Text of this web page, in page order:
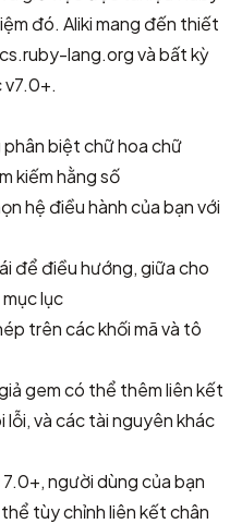
đó. Aliki mang đến thiết
lang.orgvà bất kỳ
v7.0+.
phân biệt chữ hoa chữ
kiếm hằng số
hệ điều hành của bạn với
để điều hướng, giữa cho
lục
trên các khối mã và tô
gem có thể thêm liên kết
và các tài nguyên khác
người dùng của bạn
tùy chỉnh liên kết chân